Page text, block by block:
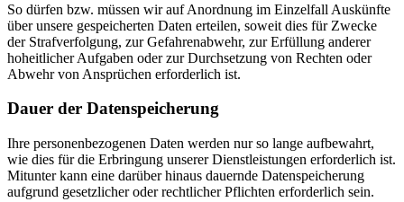
So dürfen bzw. müssen wir auf Anordnung im Einzelfall Auskünfte
über unsere gespeicherten Daten erteilen, soweit dies für Zwecke
der Strafverfolgung, zur Gefahrenabwehr, zur Erfüllung anderer
hoheitlicher Aufgaben oder zur Durchsetzung von Rechten oder
Abwehr von Ansprüchen erforderlich ist.
Dauer der Datenspeicherung
Ihre personenbezogenen Daten werden nur so lange aufbewahrt,
wie dies für die Erbringung unserer Dienstleistungen erforderlich ist.
Mitunter kann eine darüber hinaus dauernde Datenspeicherung
aufgrund gesetzlicher oder rechtlicher Pflichten erforderlich sein.